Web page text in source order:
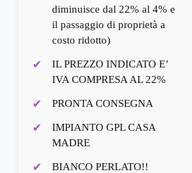
diminuisce dal 22% al 4% e
il passaggio di proprietà a
costo ridotto)
IL PREZZO INDICATO E’
IVA COMPRESA AL 22%
PRONTA CONSEGNA
IMPIANTO GPL CASA
MADRE
BIANCO PERLATO!!